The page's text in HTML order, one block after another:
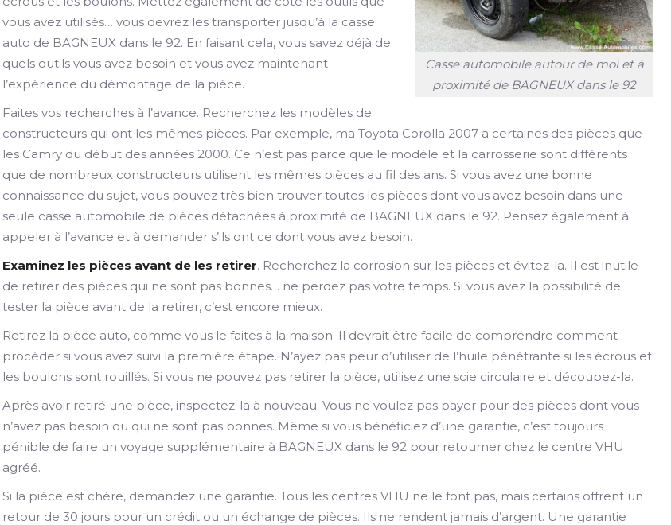
Casse automobile autour de moi et à
proximité de BAGNEUX dans le 92
vous avez utilisés… vous devrez les transporter jusqu’à la casse
auto de BAGNEUX dans le 92. En faisant cela, vous savez déjà de
quels outils vous avez besoin et vous avez maintenant
l’expérience du démontage de la pièce.
Faites vos recherches à l’avance. Recherchez les modèles de
constructeurs qui ont les mêmes pièces. Par exemple, ma Toyota Corolla 2007 a certaines des pièces que
les Camry du début des années 2000. Ce n’est pas parce que le modèle et la carrosserie sont différents
que de nombreux constructeurs utilisent les mêmes pièces au fil des ans. Si vous avez une bonne
connaissance du sujet, vous pouvez très bien trouver toutes les pièces dont vous avez besoin dans une
seule casse automobile de pièces détachées à proximité de BAGNEUX dans le 92. Pensez également à
appeler à l’avance et à demander s’ils ont ce dont vous avez besoin.
Examinez les pièces avant de les retirer. Recherchez la corrosion sur les pièces et évitez-la. Il est inutile
de retirer des pièces qui ne sont pas bonnes… ne perdez pas votre temps. Si vous avez la possibilité de
tester la pièce avant de la retirer, c’est encore mieux.
Retirez la pièce auto, comme vous le faites à la maison. Il devrait être facile de comprendre comment
procéder si vous avez suivi la première étape. N’ayez pas peur d’utiliser de l’huile pénétrante si les écrous et
les boulons sont rouillés. Si vous ne pouvez pas retirer la pièce, utilisez une scie circulaire et découpez-la.
Après avoir retiré une pièce, inspectez-la à nouveau. Vous ne voulez pas payer pour des pièces dont vous
n’avez pas besoin ou qui ne sont pas bonnes. Même si vous bénéficiez d’une garantie, c’est toujours
pénible de faire un voyage supplémentaire à BAGNEUX dans le 92 pour retourner chez le centre VHU
agréé.
Si la pièce est chère, demandez une garantie. Tous les centres VHU ne le font pas, mais certains offrent un
retour de 30 jours pour un crédit ou un échange de pièces. Ils ne rendent jamais d’argent. Une garantie